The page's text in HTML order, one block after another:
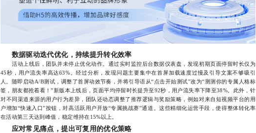
数据驱动迭代优化，持续提升转化效率
活动上线后，团队并未停止优化动作。通过实时监控后台数据仪表盘，发现初期页面停留时长仅为
45秒，用户流失率高达63%。经过分析，发现问题主要集中在首屏加载速度过慢及引导文案不够吸引
人。随即启动A/B测试，调整了首屏动效节奏，并将引导语从“点击开始测试”改为“测测你的专属人格标
签，朋友都抢着看！”新版本上线后，页面平均停留时长提升至92秒，用户流失率下降至38%。此外，针
对不同渠道来源的用户行为差异，团队还动态调整了推荐逻辑与奖励策略，例如对来自短视频平台的用
户增加“快速入口”按钮，对高活跃用户开放“专属挑战赛”通道。这些精细化运营手段，使得整体转化率
在活动第三天达到峰值，稳定维持在15%以上。
应对常见痛点，提出可复用的优化策略